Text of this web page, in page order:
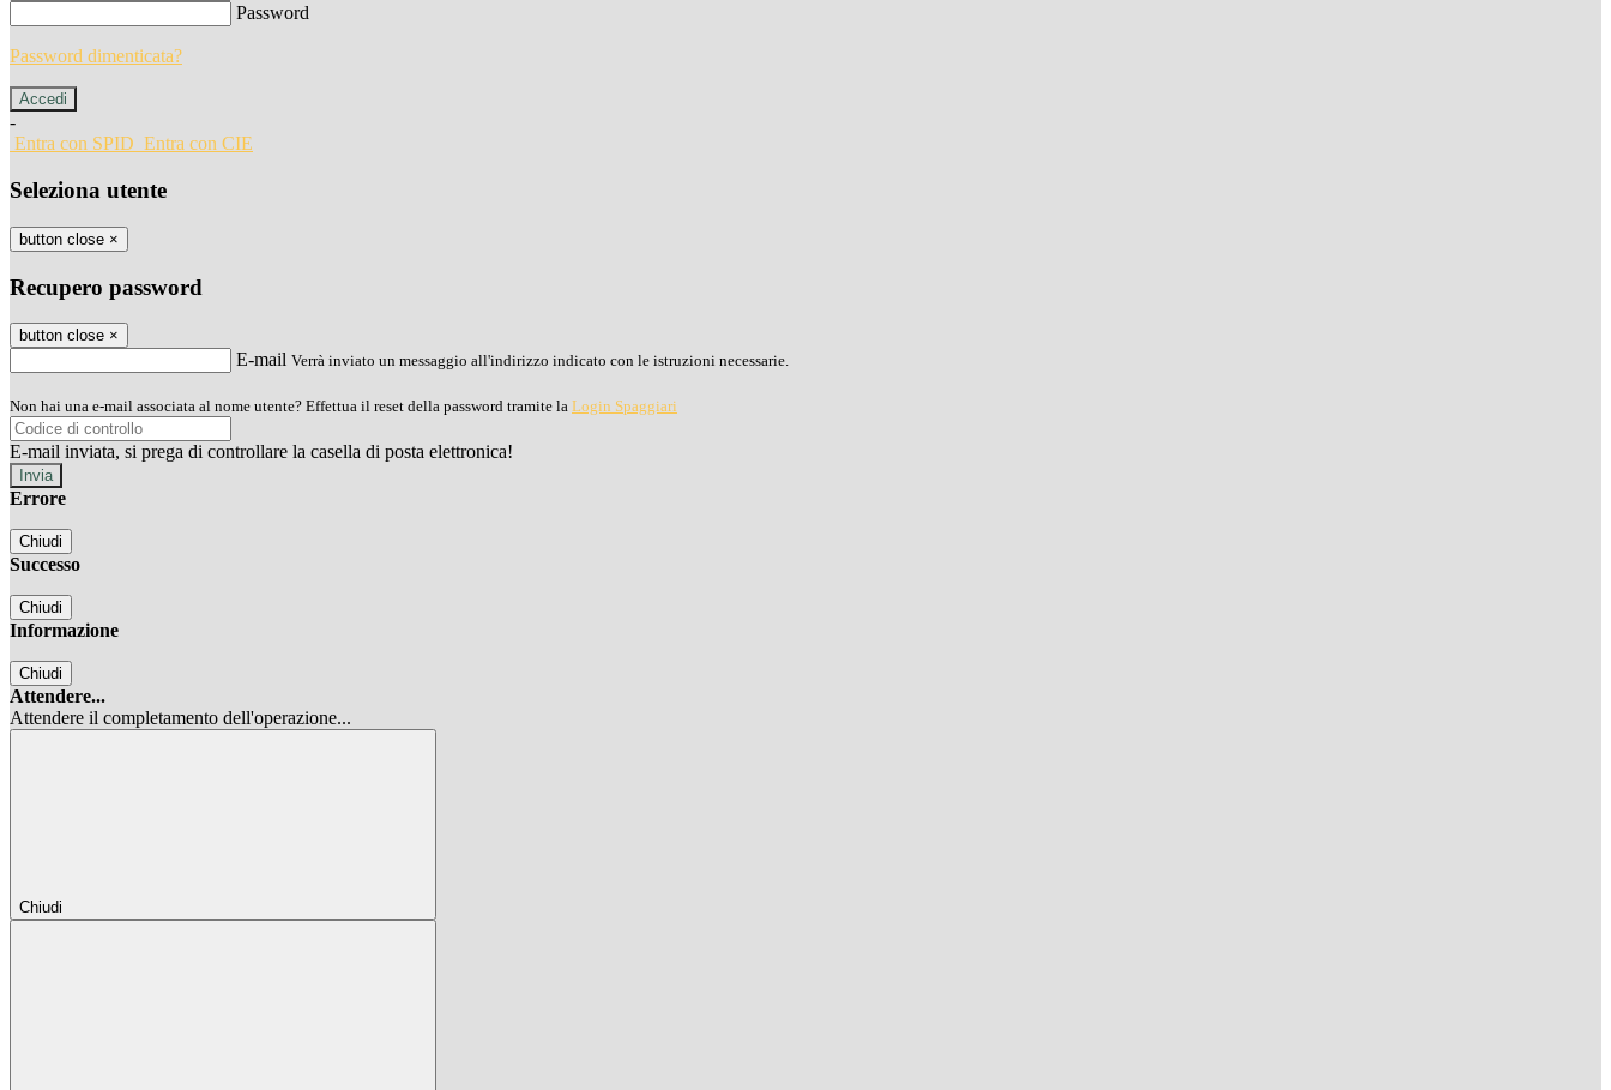
Password
Password dimenticata?
-
Entra con SPID Entra con CIE
Seleziona utente
button close ×
Recupero password
button close ×
E-mail Verrà inviato un messaggio all'indirizzo indicato con le istruzioni necessarie.
Non hai una e-mail associata al nome utente? Effettua il reset della password tramite la Login Spaggiari
E-mail inviata, si prega di controllare la casella di posta elettronica!
Errore
Chiudi
Successo
Chiudi
Informazione
Chiudi
Attendere...
Attendere il completamento dell'operazione...
Chiudi